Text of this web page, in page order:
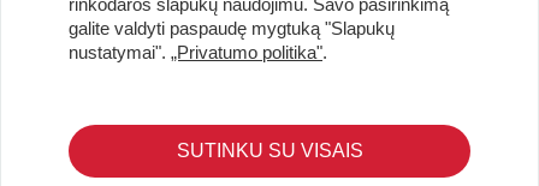
pasiūlymus!
KLIENTŲ APTARNAVIMAS
rinkodaros slapukų naudojimu. Savo pasirinkimą
galite valdyti paspaudę mygtuką "Slapukų
nustatymai". „Privatumo politika".
SUTINKU SU VISAIS